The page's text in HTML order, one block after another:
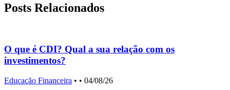
Posts Relacionados
O que é CDI? Qual a sua relação com os
investimentos?
Educação Financeira • • 04/08/26